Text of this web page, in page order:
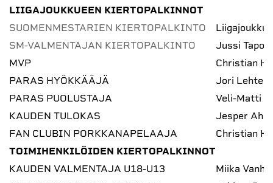
LIIGAJOUKKUEEN KIERTOPALKINNOT
SUOMENMESTARIEN KIERTOPALKINTO
SM-VALMENTAJAN KIERTOPALKINTO
Jussi
MVP
Christian
PARAS HYÖKKÄÄJÄ
Jori Lehterä
PARAS PUOLUSTAJA
Veli-Matti
KAUDEN TULOKAS
Jesper
FAN CLUBIN PORKKANAPELAAJA
Christian
TOIMIHENKILÖIDEN KIERTOPALKINNOT
KAUDEN VALMENTAJA U18-U13
Miika